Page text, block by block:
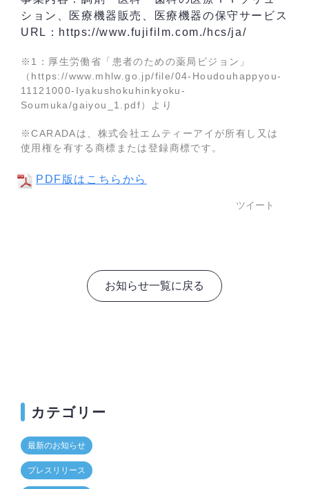
ション、医療機器販売、医療機器の保守サービス
URL：https://www.fujifilm.com./hcs/ja/
※1：厚生労働省「患者のための薬局ビジョン」
（https://www.mhlw.go.jp/file/04-Houdouhappyou-
11121000-Iyakushokuhinkyoku-
Soumuka/gaiyou_1.pdf）より
※CARADAは、株式会社エムティーアイが所有し又は
使用権を有する商標または登録商標です。
PDF版はこちらから
ツイート
お知らせ一覧に戻る
カテゴリー
最新のお知らせ
プレスリリース